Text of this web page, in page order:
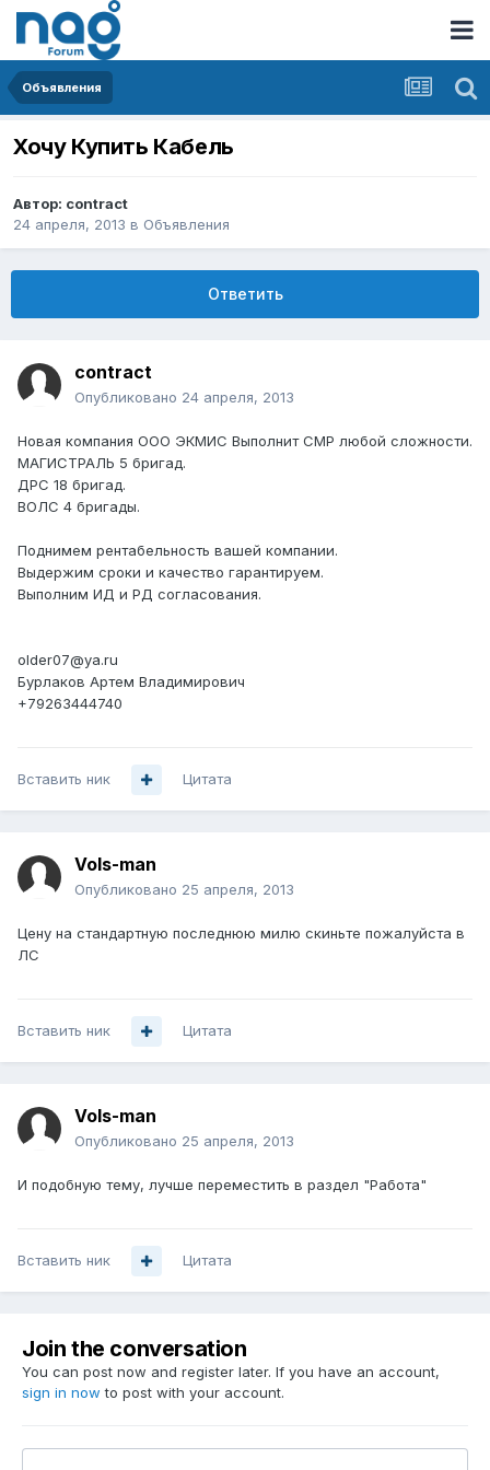
Объявления
Хочу Купить Кабель
Автор: contract
24 апреля, 2013 в Объявления
Ответить
contract
Опубликовано 24 апреля, 2013
Новая компания ООО ЭКМИС Выполнит СМР любой сложности.
МАГИСТРАЛЬ 5 бригад.
ДРС 18 бригад.
ВОЛС 4 бригады.
Поднимем рентабельность вашей компании.
Выдержим сроки и качество гарантируем.
Выполним ИД и РД согласования.
older07@ya.ru
Бурлаков Артем Владимирович
+79263444740
Вставить ник Цитата
Vols-man
Опубликовано 25 апреля, 2013
Цену на стандартную последнюю милю скиньте пожалуйста в
ЛС
Вставить ник Цитата
Vols-man
Опубликовано 25 апреля, 2013
И подобную тему, лучше переместить в раздел "Работа"
Вставить ник Цитата
Join the conversation
You can post now and register later. If you have an account,
sign in now to post with your account.